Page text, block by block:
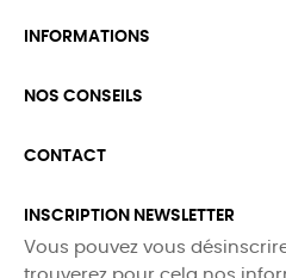
INFORMATIONS
NOS CONSEILS
CONTACT
INSCRIPTION NEWSLETTER
Vous pouvez vous